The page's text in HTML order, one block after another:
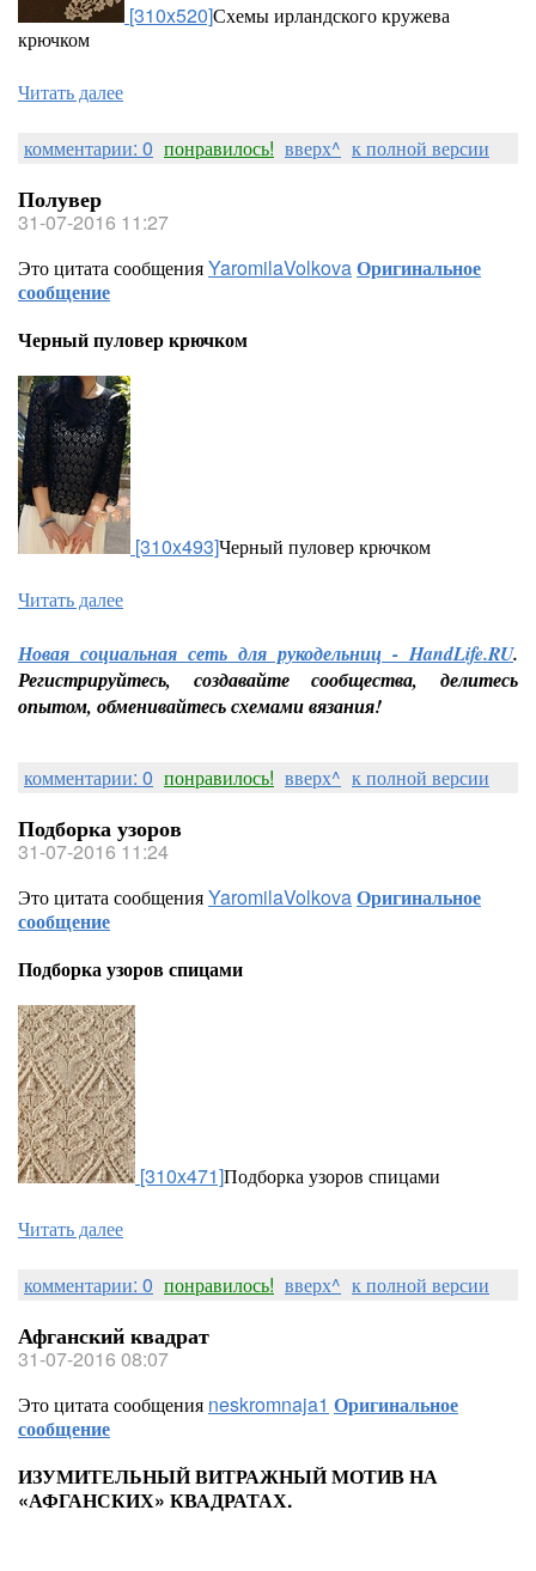
[310x520]Схемы ирландского кружева
крючком
Читать далее
комментарии: 0 понравилось! вверх^ к полной версии
Полувер
31-07-2016 11:27
Это цитата сообщенияYaromilaVolkovaОригинальное
сообщение
Черный пуловер крючком
[310x493]Черный пуловер крючком
Читать далее
Новая социальная сеть для рукодельниц - HandLife.RU.
Регистрируйтесь, создавайте сообщества, делитесь
опытом, обменивайтесь схемами вязания!
комментарии: 0 понравилось! вверх^ к полной версии
Подборка узоров
31-07-2016 11:24
Это цитата сообщенияYaromilaVolkovaОригинальное
сообщение
Подборка узоров спицами
[310x471]Подборка узоров спицами
Читать далее
комментарии: 0 понравилось! вверх^ к полной версии
Афганский квадрат
31-07-2016 08:07
Это цитата сообщения neskromnaja1 Оригинальное
сообщение
ИЗУМИТЕЛЬНЫЙ ВИТРАЖНЫЙ МОТИВ НА
«АФГАНСКИХ» КВАДРАТАХ.